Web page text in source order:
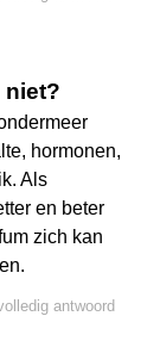
niet?
hormonen,
Als
en beter
zich kan
antwoord